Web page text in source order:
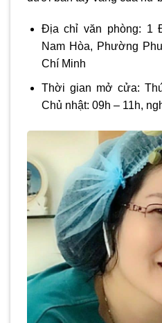
Địa chỉ văn phòng: 1
Nam Hòa, Phường
Chí Minh
Thời gian mở cửa:
Chủ nhật: 09h – 11h,